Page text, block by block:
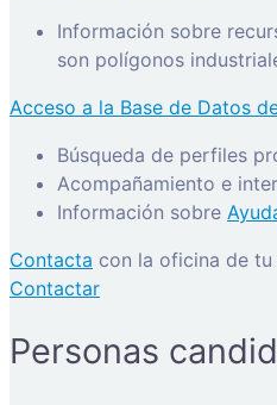
Información sobre
son polígonos
Acceso a la Base de Datos
Búsqueda de perfiles
Acompañamiento e
Información sobre
Contacta con la oficina de
Contactar
Personas